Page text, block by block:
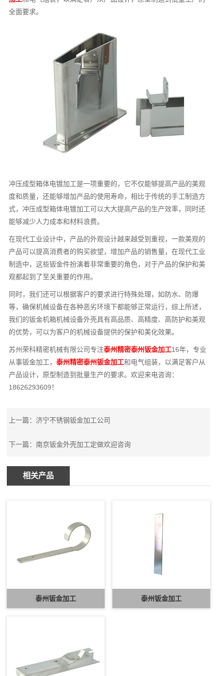
全面要求。
冲压成型箱体电镀加工是一项重要的，它不仅能够提高产品的美观
度和质量，还能够增加产品的使用寿命，相比于传统的手工制造方
式，冲压成型箱体电镀加工可以大大提高产品的生产效率，同时还
能够减少人力成本和材料浪费。
在现代工业设计中，产品的外观设计越来越受到重视，一款美观的
产品可以提高消费者的购买欲望，增加产品的销售量，在现代工业
制造中，这些钣金件扮演着非常重要的角色，对于产品的保护和美
观都起到了至关重要的作用。
同时，我们还可以根据客户的要求进行特殊处理，如防水、防爆
等，确保机械设备在各种恶劣环境下都能够正常运行，综上所述，
我们的钣金机箱机械设备外壳具有高品质、高精度、高防护和美观
的优势，可以为客户的机械设备提供的保护和美化效果。
苏州荣科精密机械有限公司专注泰州精密泰州钣金加工16年，专业
从事钣金加工，泰州精密泰州钣金加工和电气组装，以满足客户从
产品设计，原型制造到批量生产的要求。欢迎来电咨询：
18626293609！
上一篇： 济宁不锈钢钣金加工公司
下一篇：南京钣金外壳加工定做欢迎咨询
相关产品
泰州钣金加工 泰州钣金加工